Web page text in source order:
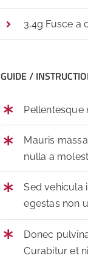
3.4g Fusce a
GUIDE /
Pellentesque
Mauris
nulla a
Sed vehicula
egestas non
Donec
Curabitur et